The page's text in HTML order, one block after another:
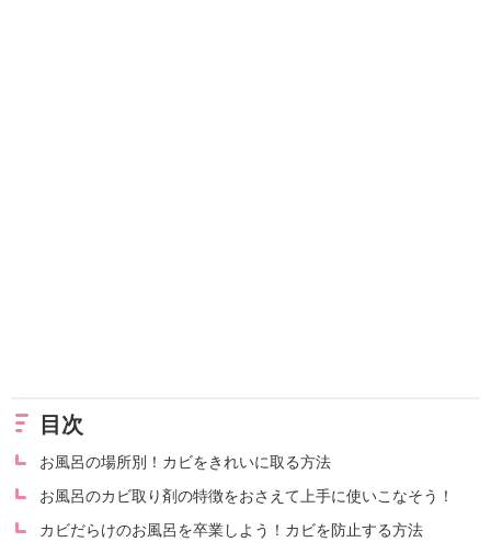
目次
お風呂の場所別！カビをきれいに取る方法
お風呂のカビ取り剤の特徴をおさえて上手に使いこなそう！
カビだらけのお風呂を卒業しよう！カビを防止する方法